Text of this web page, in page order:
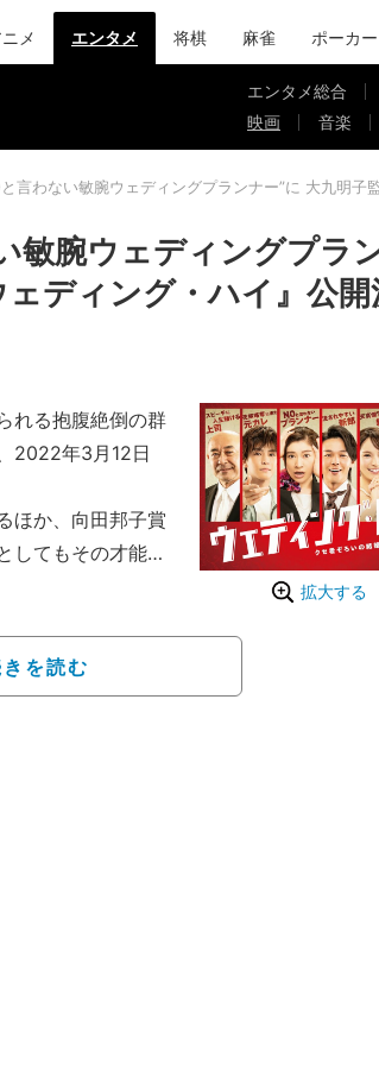
メ エンタメ 将棋 麻雀 ポーカー
エンタメ総合
映画
音楽
言わない敏腕ウェディングプランナー”に 大九明子
敏腕ウェディングプラ
ディング・ハイ』公開
拡大する
れる抱腹絶倒の群
2022年3月12日
ほか、向田邦子賞
してもその才能を
イベント！しか
ゃなかった⁉新郎
を読む